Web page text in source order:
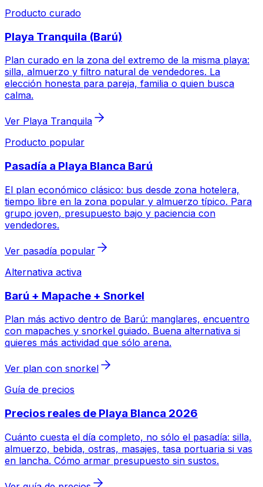
Producto curado
Playa Tranquila (Barú)
Plan curado en la zona del extremo de la misma playa:
silla, almuerzo y filtro natural de vendedores. La
elección honesta para pareja, familia o quien busca
calma.
Ver Playa Tranquila
Producto popular
Pasadía a Playa Blanca Barú
El plan económico clásico: bus desde zona hotelera,
tiempo libre en la zona popular y almuerzo típico. Para
grupo joven, presupuesto bajo y paciencia con
vendedores.
Ver pasadía popular
Alternativa activa
Barú + Mapache + Snorkel
Plan más activo dentro de Barú: manglares, encuentro
con mapaches y snorkel guiado. Buena alternativa si
quieres más actividad que sólo arena.
Ver plan con snorkel
Guía de precios
Precios reales de Playa Blanca 2026
Cuánto cuesta el día completo, no sólo el pasadía: silla,
almuerzo, bebida, ostras, masajes, tasa portuaria si vas
en lancha. Cómo armar presupuesto sin sustos.